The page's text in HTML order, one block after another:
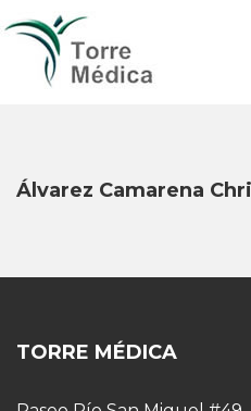
Álvarez Camarena
TORRE MÉDICA